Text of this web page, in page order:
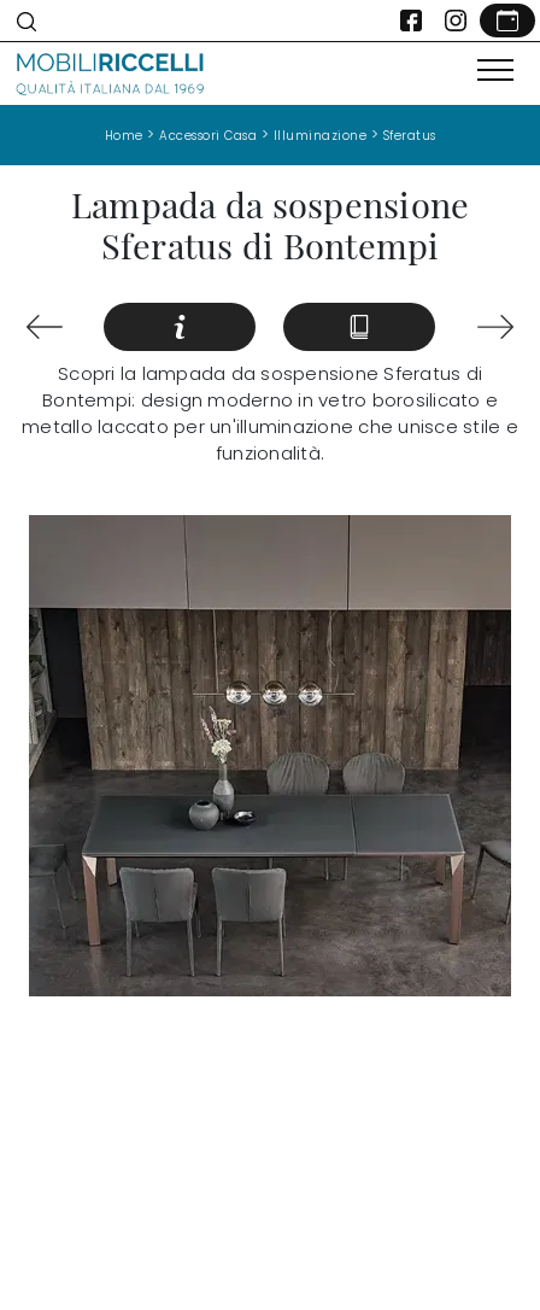
Home > Accessori Casa > Illuminazione > Sferatus
Lampada da sospensione
Sferatus di Bontempi
Scopri la lampada da sospensione Sferatus di
Bontempi: design moderno in vetro borosilicato e
metallo laccato per un'illuminazione che unisce stile e
funzionalità.